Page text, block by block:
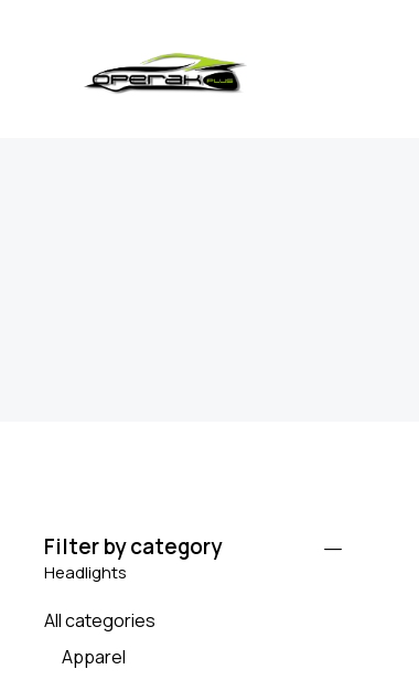
Filter by category
Headlights
All categories
Apparel